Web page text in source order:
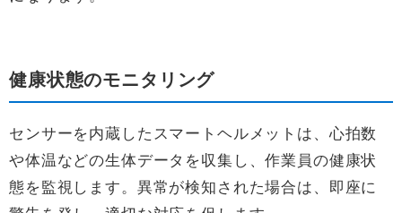
健康状態のモニタリング
センサーを内蔵したスマートヘルメットは、心拍数
や体温などの生体データを収集し、作業員の健康状
態を監視します。異常が検知された場合は、即座に